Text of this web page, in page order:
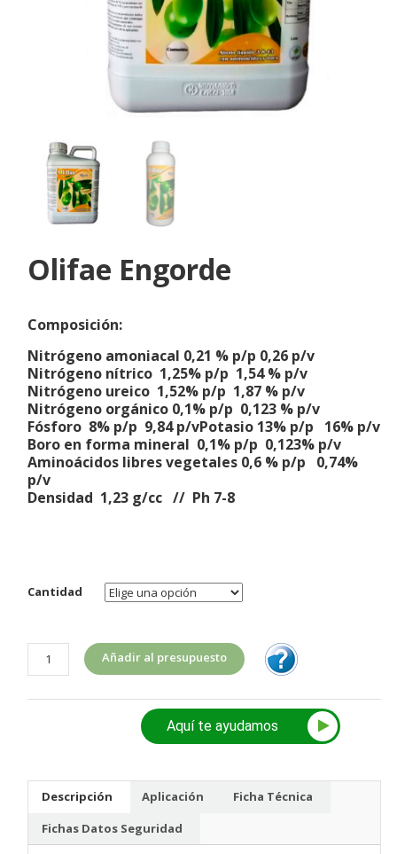
Olifae Engorde
Composición:
Nitrógeno amoniacal 0,21 % p/p 0,26 p/v
Nitrógeno nítrico 1,25% p/p 1,54 % p/v
Nitrógeno ureico 1,52% p/p 1,87 % p/v
Nitrógeno orgánico 0,1% p/p 0,123 % p/v
Fósforo 8% p/p 9,84 p/vPotasio 13% p/p 16% p/v
Boro en forma mineral 0,1% p/p 0,123% p/v
Aminoácidos libres vegetales 0,6 % p/p 0,74%
p/v
Densidad 1,23 g/cc // Ph 7-8
Cantidad
Olifae
Engorde
Añadir al presupuesto
Aquí te ayudamos
Descripción Aplicación
Ficha Técnica
Fichas Datos Seguridad